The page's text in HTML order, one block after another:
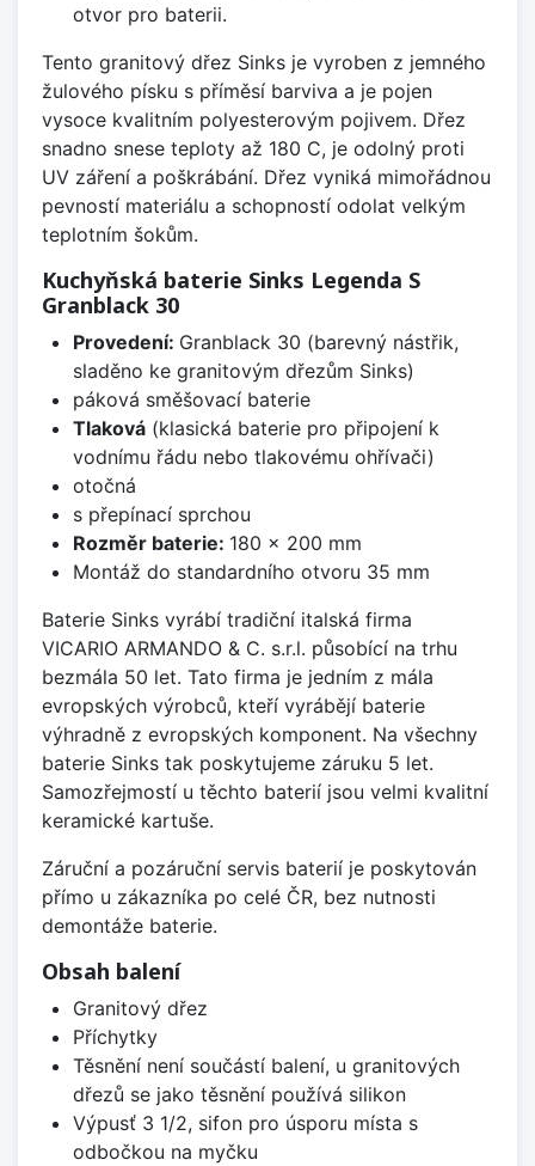
otvor pro baterii.
Tento granitový dřez Sinks je vyroben z jemného
žulového písku s příměsí barviva a je pojen
vysoce kvalitním polyesterovým pojivem. Dřez
snadno snese teploty až 180 C, je odolný proti
UV záření a poškrábání. Dřez vyniká mimořádnou
pevností materiálu a schopností odolat velkým
teplotním šokům.
Kuchyňská baterie Sinks Legenda S
Granblack 30
Provedení: Granblack 30 (barevný nástřik,
sladěno ke granitovým dřezům Sinks)
páková směšovací baterie
Tlaková(klasická baterie pro připojení k
vodnímu řádu nebo tlakovému ohřívači)
otočná
s přepínací sprchou
Rozměr baterie: 180 x 200 mm
Montáž do standardního otvoru 35 mm
Baterie Sinks vyrábí tradiční italská firma
VICARIO ARMANDO & C. s.r.l. působící na trhu
bezmála 50 let. Tato firma je jedním z mála
evropských výrobců, kteří vyrábějí baterie
výhradně z evropských komponent. Na všechny
baterie Sinks tak poskytujeme záruku 5 let.
Samozřejmostí u těchto baterií jsou velmi kvalitní
keramické kartuše.
Záruční a pozáruční servis baterií je poskytován
přímo u zákazníka po celé ČR, bez nutnosti
demontáže baterie.
Obsah balení
Granitový dřez
Příchytky
Těsnění není součástí balení, u granitových
dřezů se jako těsnění používá silikon
Výpusť 3 1/2, sifon pro úsporu místa s
odbočkou na myčku